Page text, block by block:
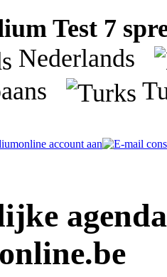
Test 7
Nederlands